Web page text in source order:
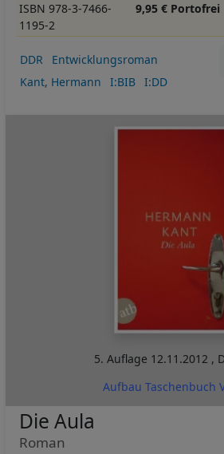
ISBN 978-3-7466-
1195-2
9,95 € Portofrei
DDR
Entwicklungsroman
Kant, Hermann
I:BIB I:DD
5. Auflage 12.11.2012 ,
Aufbau Taschenbuch
Die Aula
Roman